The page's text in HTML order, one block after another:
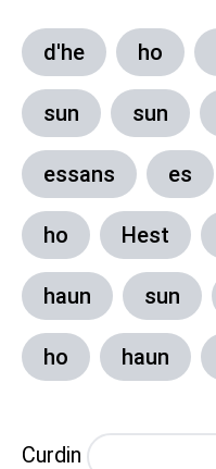
d'he ho
sun sun
essans es
ho Hest
haun sun
ho haun
Curdin